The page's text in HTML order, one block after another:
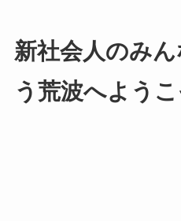
新社会人のみ
う荒波へようこ